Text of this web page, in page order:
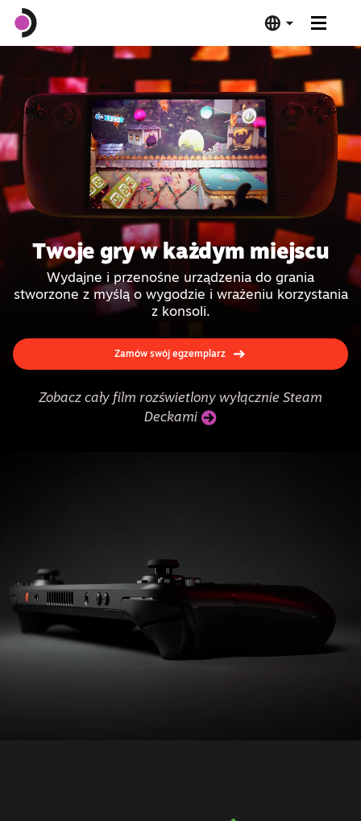
Steam Deck LCD
Stacja dokująca
Oprogramowanie
Zgodność z Deckiem
Specyfikacja techniczna
Kup teraz
Twoje gry w każdym miejscu
Wydajne i przenośne urządzenia do grania
stworzone z myślą o wygodzie i wrażeniu korzystania
z konsoli.
Zamów swój egzemplarz
Zobacz cały film rozświetlony wyłącznie Steam
Deckami